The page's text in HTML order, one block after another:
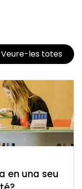
Veure-les totes
en una seu